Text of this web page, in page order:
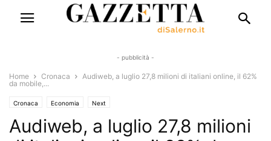
- pubblicità -
Home Cronaca
Audiweb, a luglio 27,8 milioni di italiani online, il 62%
da mobile,...
Cronaca Economia Next
Audiweb, a luglio 27,8 milioni